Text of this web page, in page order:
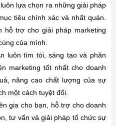
lựa chọn ra những giải pháp
tiêu chính xác và nhất quán.
hỗ trợ cho giải pháp marketing
của mình.
luôn tìm tòi, sáng tạo và phân
marketing tốt nhất cho doanh
nâng cao chất lượng của sự
một cách tuyệt đối.
gia cho bạn, hỗ trợ cho doanh
tư vấn và giải pháp tổ chức sự